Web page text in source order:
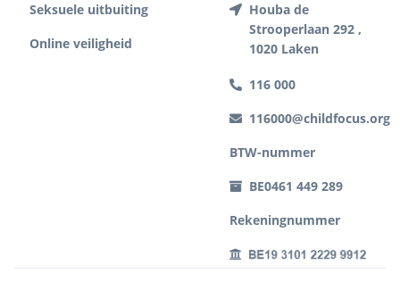
Seksuele uitbuiting
Online veiligheid
Houba de
Strooperlaan 292 ,
1020 Laken
116 000
116000@childfocus.org
BTW-nummer
BE0461 449 289
Rekeningnummer